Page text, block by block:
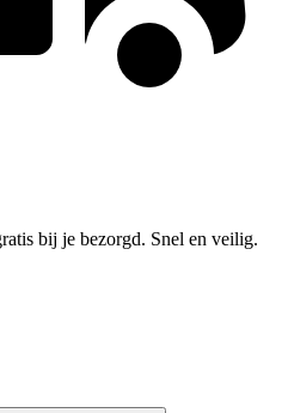
bij je bezorgd. Snel en veilig.